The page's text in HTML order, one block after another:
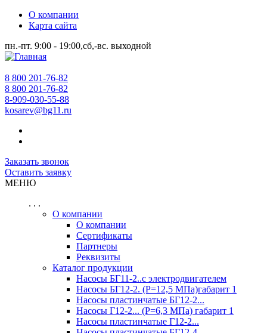
О компании
Карта сайта
пн.-пт. 9:00 - 19:00,сб,-вс. выходной
8 800 201-76-82
8 800 201-76-82
8-909-030-55-88
kosarev@bg11.ru
Заказать звонок
Оставить заявку
МЕНЮ
. . .
О компании
О компании
Сертификаты
Партнеры
Реквизиты
Каталог продукции
Насосы БГ11-2..с электродвигателем
Насосы БГ12-2. (Р=12,5 МПа)габарит 1
Насосы пластинчатые БГ12-2...
Насосы Г12-2... (Р=6,3 МПа) габарит 1
Насосы пластинчатые Г12-2...